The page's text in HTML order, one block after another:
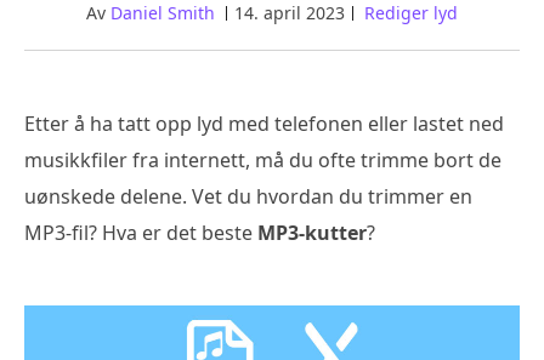
Av Daniel Smith 14. april 2023 Rediger lyd
Etter å ha tatt opp lyd med telefonen eller lastet ned
musikkfiler fra internett, må du ofte trimme bort de
uønskede delene. Vet du hvordan du trimmer en
MP3-fil? Hva er det beste MP3-kutter?